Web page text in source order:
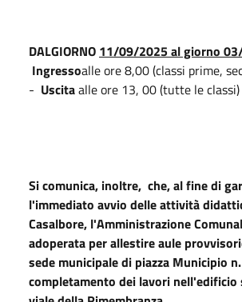
DALGIORNO 11/09/2025 al giorno
Ingressoalle ore 8,00 (classi prime,
- Uscitaalle ore 13, 00 (tutte le classi)
Si comunica, inoltre, che, al fine di
l'immediato avvio delle attività
Casalbore, l'Amministrazione
adoperata per allestire aule
sede municipale di piazza Municipio
completamento dei lavori nell'edificio